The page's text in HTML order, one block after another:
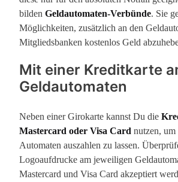
bilden Geldautomaten-Verbünde. Sie
Möglichkeiten, zusätzlich an den
Mitgliedsbanken kostenlos Geld
Mit einer Kreditkarte
Geldautomaten
Neben einer Girokarte kannst Du die
Mastercard oder Visa Card nutzen,
Automaten auszahlen zu lassen.
Logoaufdrucke am jeweiligen
Mastercard und Visa Card akzeptiert